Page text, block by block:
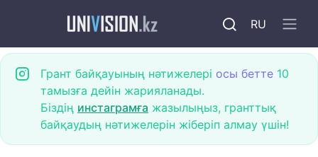
RU
Грант байқауының нәтижелері осы бетте 10
тамызға дейін жарияланады.
Біздің инстаграмға жазылыңыз, гранттық
байқаудың нәтижелерін жіберіп алмау үшін!